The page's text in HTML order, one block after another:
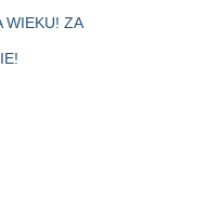
WIEKU! ZA